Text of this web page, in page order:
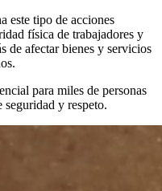
este tipo de acciones
física de trabajadores y
de afectar bienes y servicios
para miles de personas
seguridad y respeto.